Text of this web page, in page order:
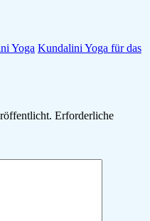
Yoga Kundalini Yoga für das
Erforderliche